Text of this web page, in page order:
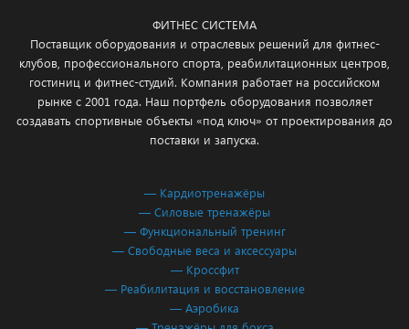
ФИТНЕС СИСТЕМА
Поставщик оборудования и отраслевых решений для фитнес-
клубов, профессионального спорта, реабилитационных центров,
гостиниц и фитнес-студий. Компания работает на российском
рынке с 2001 года. Наш портфель оборудования позволяет
создавать спортивные объекты «под ключ» от проектирования до
поставки и запуска.
— Кардиотренажёры
— Силовые тренажёры
— Функциональный тренинг
— Свободные веса и аксессуары
— Кроссфит
— Реабилитация и восстановление
— Аэробика